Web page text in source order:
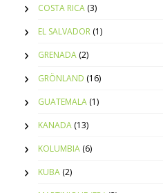
COSTA RICA (3)
EL SALVADOR (1)
GRENADA (2)
GRÖNLAND (16)
GUATEMALA (1)
KANADA (13)
KOLUMBIA (6)
KUBA (2)